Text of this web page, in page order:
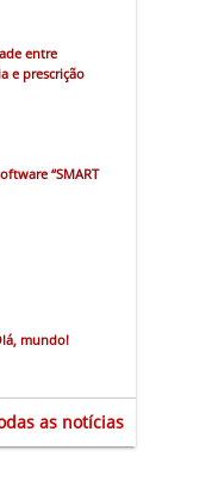
entre
e prescrição
“SMART
mundo!
as notícias